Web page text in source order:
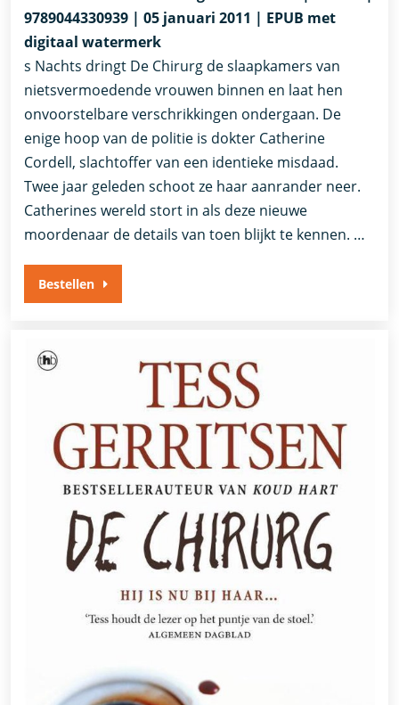
9789044330939 | 05 januari 2011 | EPUB met
digitaal watermerk
s Nachts dringt De Chirurg de slaapkamers van
nietsvermoedende vrouwen binnen en laat hen
onvoorstelbare verschrikkingen ondergaan. De
enige hoop van de politie is dokter Catherine
Cordell, slachtoffer van een identieke misdaad.
Twee jaar geleden schoot ze haar aanrander neer.
Catherines wereld stort in als deze nieuwe
moordenaar de details van toen blijkt te kennen. …
Bestellen